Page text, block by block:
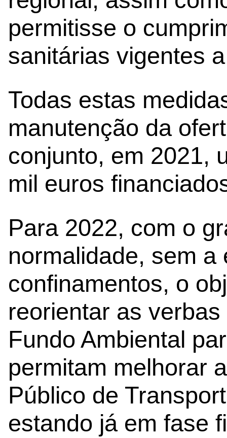
permitisse o
sanitárias vigentes
Todas estas
manutenção da
conjunto, em 2021,
mil euros
Para 2022, com o
normalidade, sem a
confinamentos, o
reorientar as
Fundo Ambiental
permitam melhorar
Público de
estando já em fase